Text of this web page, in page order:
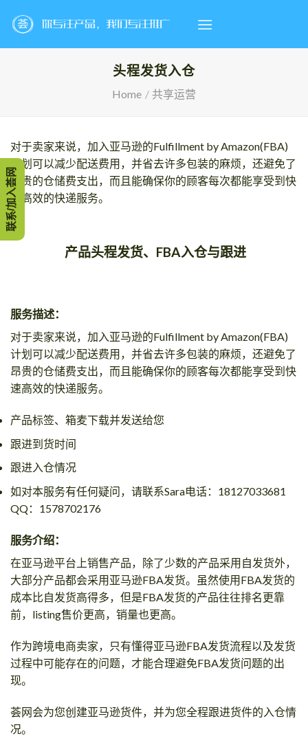
头程发货入仓
Home / 共享运营
对于卖家来说，加入亚马逊的Fulfillment by Amazon(FBA)
计划可以减少配送费用，并省去许多包装的麻烦，还避免了
昂贵的仓储费支出，而且能确保你的顾客每次都能享受到快
速高效的快递服务。
产品头程发货、FBA入仓与跟进
服务描述：
对于卖家来说，加入亚马逊的Fulfillment by Amazon(FBA)
计划可以减少配送费用，并省去许多包装的麻烦，还避免了
昂贵的仓储费支出，而且能确保你的顾客每次都能享受到快
速高效的快递服务。
产品标签、箱麦下载并发送给您
跟进到货时间
跟进入仓情况
如对本服务有任何疑问，请联系Sara电话：18127033681
QQ：1578702176
服务介绍：
在亚马逊平台上销售产品，除了少数的产品采用自发货外，
大部分产品都会采用亚马逊FBA发货。虽然使用FBA发货的
成本比自发货高得多，但是FBA发货的产品往往排名更靠
前，listing售价更高，销量也更高。
作为跨境电商卖家，只有懂得亚马逊FBA发货流程以及发货
过程中可能存在的问题，才能合理避免FBA发货问题的出
现。
荟网会为您创建亚马逊货件，并为您全程跟进货件的入仓情
况。
联系/加入荟网